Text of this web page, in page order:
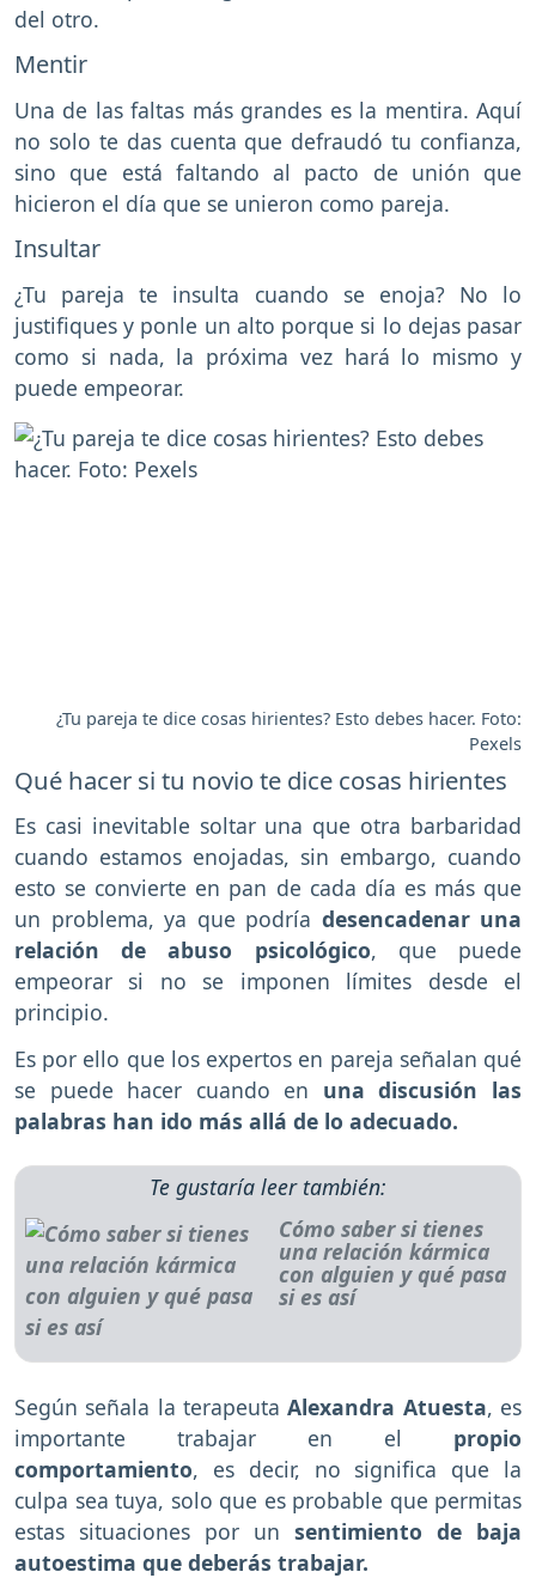
del otro.
Mentir
Una de las faltas más grandes es la mentira. Aquí
no solo te das cuenta que defraudó tu confianza,
sino que está faltando al pacto de unión que
hicieron el día que se unieron como pareja.
Insultar
¿Tu pareja te insulta cuando se enoja? No lo
justifiques y ponle un alto porque si lo dejas pasar
como si nada, la próxima vez hará lo mismo y
puede empeorar.
¿Tu pareja te dice cosas hirientes? Esto debes hacer. Foto:
Pexels
Qué hacer si tu novio te dice cosas hirientes
Es casi inevitable soltar una que otra barbaridad
cuando estamos enojadas, sin embargo, cuando
esto se convierte en pan de cada día es más que
un problema, ya que podría desencadenar una
relación de abuso psicológico, que puede
empeorar si no se imponen límites desde el
principio.
Es por ello que los expertos en pareja señalan qué
se puede hacer cuando en una discusión las
palabras han ido más allá de lo adecuado.
Te gustaría leer también:
Cómo saber si tienes
una relación kármica
con alguien y qué pasa
si es así
Según señala la terapeutaAlexandra Atuesta, es
importante trabajar en el propio
comportamiento, es decir, no significa que la
culpa sea tuya, solo que es probable que permitas
estas situaciones por un sentimiento de baja
autoestima que deberás trabajar.